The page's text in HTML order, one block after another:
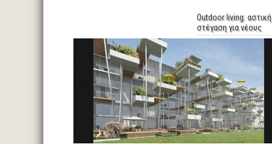
Outdoor living: αστική
στέγαση για νέους